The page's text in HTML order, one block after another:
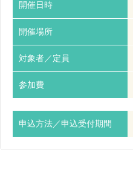
開催日時
開催場所
対象者／定員
参加費
申込方法／申込受付期間